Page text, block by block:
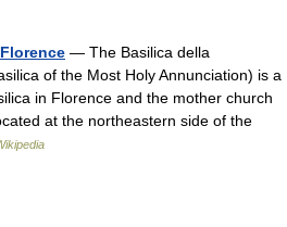
— The Basilica della
of the Most Holy Annunciation) is a
in Florence and the mother church
at the northeastern side of the